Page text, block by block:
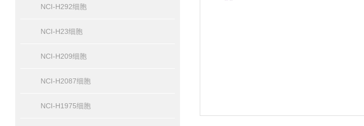
NCI-H292细胞
NCI-H23细胞
NCI-H209细胞
NCI-H2087细胞
NCI-H1975细胞